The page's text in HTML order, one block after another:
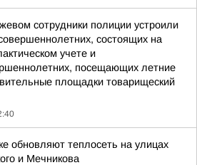
сотрудники полиции устроили
состоящих на
учете и
посещающих летние
площадки товарищеский
обновляют теплосеть на улицах
и Мечникова